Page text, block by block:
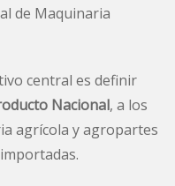
de Maquinaria
central es definir
Nacional, a los
agrícola y agropartes